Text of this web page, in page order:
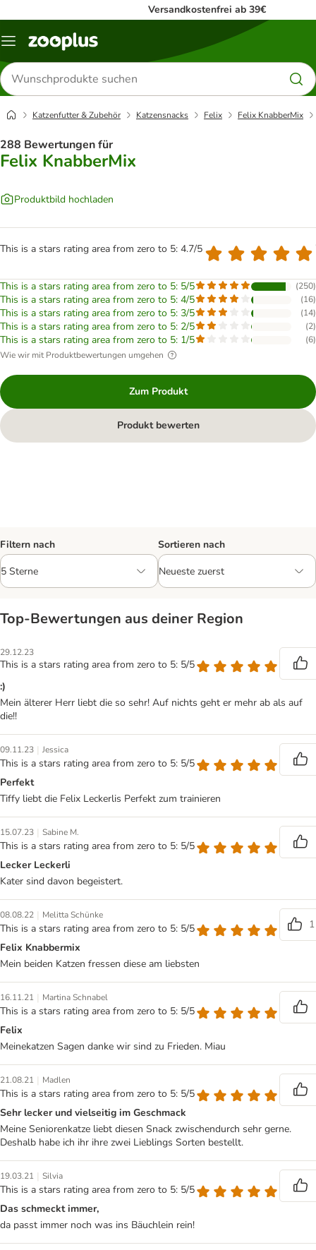
Versandkostenfrei ab 39€
Menü
Produkte
suchen
Katzenfutter & Zubehör Katzensnacks Felix Felix KnabberMix
288 Bewertungen für
Felix KnabberMix
Produktbild hochladen
This is a stars rating area from zero to 5: 4.7/5
This is a stars rating area from zero to 5: 5/5 (250)
This is a stars rating area from zero to 5: 4/5 (16)
This is a stars rating area from zero to 5: 3/5 (14)
This is a stars rating area from zero to 5: 2/5 (2)
This is a stars rating area from zero to 5: 1/5 (6)
Wie wir mit Produktbewertungen umgehen
Zum Produkt
Produkt bewerten
Filtern nach Sortieren nach
Top‑Bewertungen aus deiner Region
29.12.23
This is a stars rating area from zero to 5: 5/5
:)
Mein älterer Herr liebt die so sehr! Auf nichts geht er mehr ab als auf
die!!
09.11.23 | Jessica
This is a stars rating area from zero to 5: 5/5
Perfekt
Tiffy liebt die Felix Leckerlis Perfekt zum trainieren
15.07.23 | Sabine M.
This is a stars rating area from zero to 5: 5/5
Lecker Leckerli
Kater sind davon begeistert.
08.08.22 | Melitta Schünke
This is a stars rating area from zero to 5: 5/5
1
Felix Knabbermix
Mein beiden Katzen fressen diese am liebsten
16.11.21 | Martina Schnabel
This is a stars rating area from zero to 5: 5/5
Felix
Meinekatzen Sagen danke wir sind zu Frieden. Miau
21.08.21 | Madlen
This is a stars rating area from zero to 5: 5/5
Sehr lecker und vielseitig im Geschmack
Meine Seniorenkatze liebt diesen Snack zwischendurch sehr gerne.
Deshalb habe ich ihr ihre zwei Lieblings Sorten bestellt.
19.03.21 | Silvia
This is a stars rating area from zero to 5: 5/5
Das schmeckt immer,
da passt immer noch was ins Bäuchlein rein!